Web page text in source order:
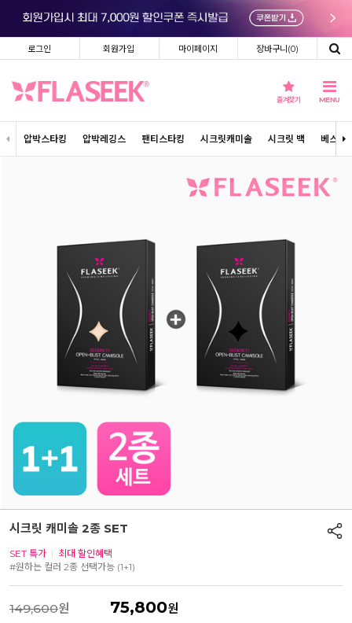
로그인 회원가입 마이페이지 장바구니(0)
즐겨찾기 MENU
압박스타킹 압박레깅스 팬티스타킹 시크릿캐미솔 시크릿 백 베스트
시크릿 캐미솔 2종 SET
SET 특가 | 최대 할인혜택
#원하는 컬러 2종 선택가능 (1+1)
149,600원 75,800원